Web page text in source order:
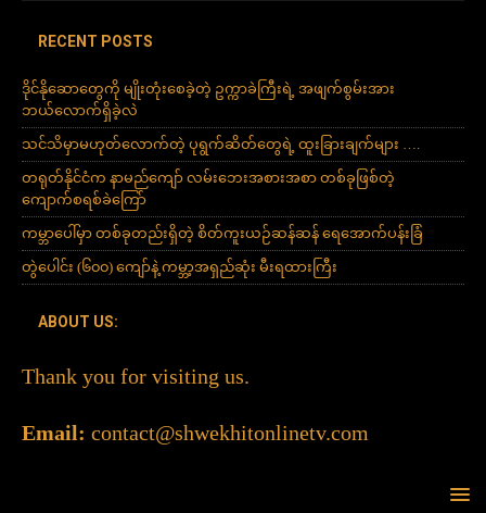
RECENT POSTS
ဒိုင်နိုဆောတွေကို မျိုးတုံးစေခဲ့တဲ့ ဥက္ကာခဲကြီးရဲ့ အဖျက်စွမ်းအား
ဘယ်လောက်ရှိခဲ့လဲ
သင်သိမှာမဟုတ်လောက်တဲ့ ပုရွက်ဆိတ်တွေရဲ့ ထူးခြားချက်များ ….
တရုတ်နိုင်ငံက နာမည်ကျော် လမ်းဘေးအစားအစာ တစ်ခုဖြစ်တဲ့
ကျောက်စရစ်ခဲကြော်
ကမ္ဘာပေါ်မှာ တစ်ခုတည်းရှိတဲ့ စိတ်ကူးယဉ်ဆန်ဆန် ရေအောက်ပန်းခြံ
တွဲပေါင်း (၆၀၀) ကျော်နဲ့ ကမ္ဘာ့အရှည်ဆုံး မီးရထားကြီး
ABOUT US:
Thank you for visiting us.
Email: contact@shwekhitonlinetv.com